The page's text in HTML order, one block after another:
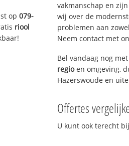
op079-
riool
vakmanschap en
wij over de
problemen aan
Neem contact met
Bel vandaag nog met
regioen omgeving,
Hazerswoude en
Offertes
U kunt ook terecht